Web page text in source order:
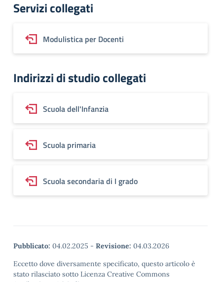
Servizi collegati
Modulistica per Docenti
Indirizzi di studio collegati
Scuola dell'Infanzia
Scuola primaria
Scuola secondaria di I grado
Pubblicato: 04.02.2025 - Revisione: 04.03.2026
Eccetto dove diversamente specificato, questo articolo è
stato rilasciato sotto Licenza Creative Commons